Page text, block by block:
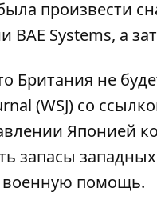
произвести
BAE Systems, а
Британия не
(WSJ) со
Японией
запасы
военную помощь.